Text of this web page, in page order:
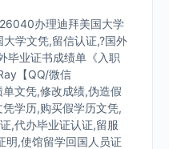
办理迪拜美国大学
学文凭,留信认证,?国外
毕业证书成绩单《入职
【QQ/微信
文凭,修改成绩,伪造假
学历,购买假学历文凭,
,代办毕业证认证,留服
明,使馆留学回国人员证